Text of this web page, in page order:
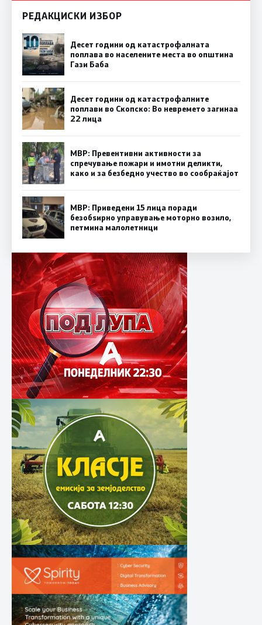
РЕДАКЦИСКИ ИЗБОР
Десет години од катастрофалната
поплава во населените места во општина
Гази Баба
Десет години од катастрофалните
поплави во Скопско: Во невремето загинаа
22 лица
МВР: Превентивни активности за
спречување пожари и имотни деликти,
како и за безбедно учество во сообраќајот
МВР: Приведени 15 лица поради
безобѕирно управување моторно возило,
петмина малолетници